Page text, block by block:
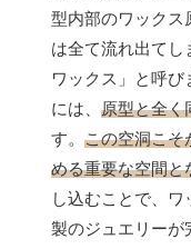
型内部のワックス
は全て流れ出てし
ワックス」と呼
には、 原型と全く
す。 この空洞こそ
める重要な空間と
し込むことで、
製のジュエリーが